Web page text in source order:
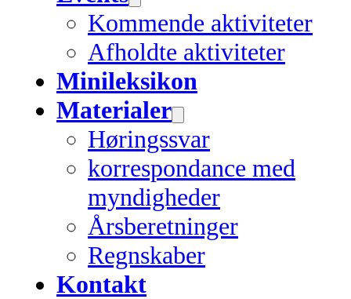
Kommende aktiviteter
Afholdte aktiviteter
Minileksikon
Materialer
Høringssvar
korrespondance med
myndigheder
Årsberetninger
Regnskaber
Kontakt